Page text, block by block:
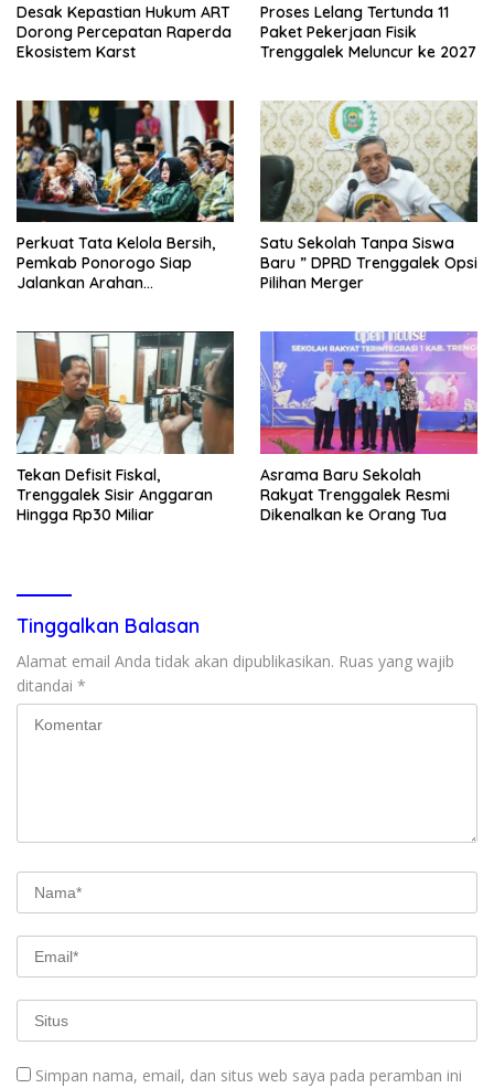
Desak Kepastian Hukum ART
Dorong Percepatan Raperda
Ekosistem Karst
Proses Lelang Tertunda 11
Paket Pekerjaan Fisik
Trenggalek Meluncur ke 2027
Perkuat Tata Kelola Bersih,
Pemkab Ponorogo Siap
Jalankan Arahan
Satu Sekolah Tanpa Siswa
Baru ” DPRD Trenggalek Opsi
Pilihan Merger
Tekan Defisit Fiskal,
Trenggalek Sisir Anggaran
Hingga Rp30 Miliar
Asrama Baru Sekolah
Rakyat Trenggalek Resmi
Dikenalkan ke Orang Tua
Tinggalkan Balasan
Alamat email Anda tidak akan dipublikasikan. Ruas yang wajib
ditandai *
Simpan nama, email, dan situs web saya pada peramban ini